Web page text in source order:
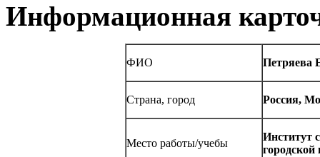
Информационная
ФИО Петряева
Страна, город Россия,
Место работы/учебы
Институт
городской